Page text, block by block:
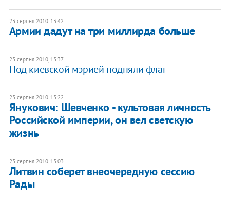
23 серпня 2010, 13:42
Армии дадут на три миллирда больше
23 серпня 2010, 13:37
Под киевской мэрией подняли флаг
23 серпня 2010, 13:22
Янукович: Шевченко - культовая личность
Российской империи, он вел светскую
жизнь
23 серпня 2010, 13:03
Литвин соберет внеочередную сессию
Рады